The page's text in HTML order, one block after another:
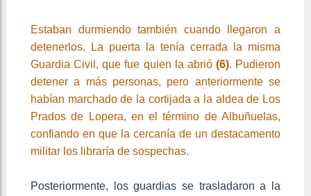
Estaban durmiendo también cuando llegaron a
detenerlos. La puerta la tenía cerrada la misma
Guardia Civil, que fue quien la abrió (6). Pudieron
detener a más personas, pero anteriormente se
habían marchado de la cortijada a la aldea de Los
Prados de Lopera, en el término de Albuñuelas,
confiando en que la cercanía de un destacamento
militar los libraría de sospechas.
Posteriormente, los guardias se trasladaron a la